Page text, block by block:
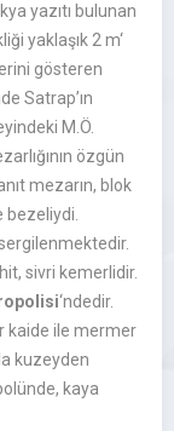
yazıtı bulunan
yaklaşık 2 m‘
gösteren
Satrap’ın
M.Ö.
özgün
mezarın, blok
bezeliydi.
sivri kemerlidir.
‘ndedir.
kaide ile mermer
kuzeyden
kaya